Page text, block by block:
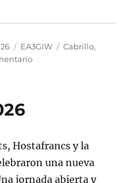
Categorías
EA3GIW Etiquetas
Cabrillo,
en
Hostafrancs y la
una nueva
jornada abierta y